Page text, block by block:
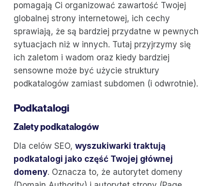
pomagają Ci organizować zawartość Twojej
globalnej strony internetowej, ich cechy
sprawiają, że są bardziej przydatne w pewnych
sytuacjach niż w innych. Tutaj przyjrzymy się
ich zaletom i wadom oraz kiedy bardziej
sensowne może być użycie struktury
podkatalogów zamiast subdomen (i odwrotnie).
Podkatalogi
Zalety podkatalogów
Dla celów SEO, wyszukiwarki traktują
podkatalogi jako część Twojej głównej
domeny. Oznacza to, że autorytet domeny